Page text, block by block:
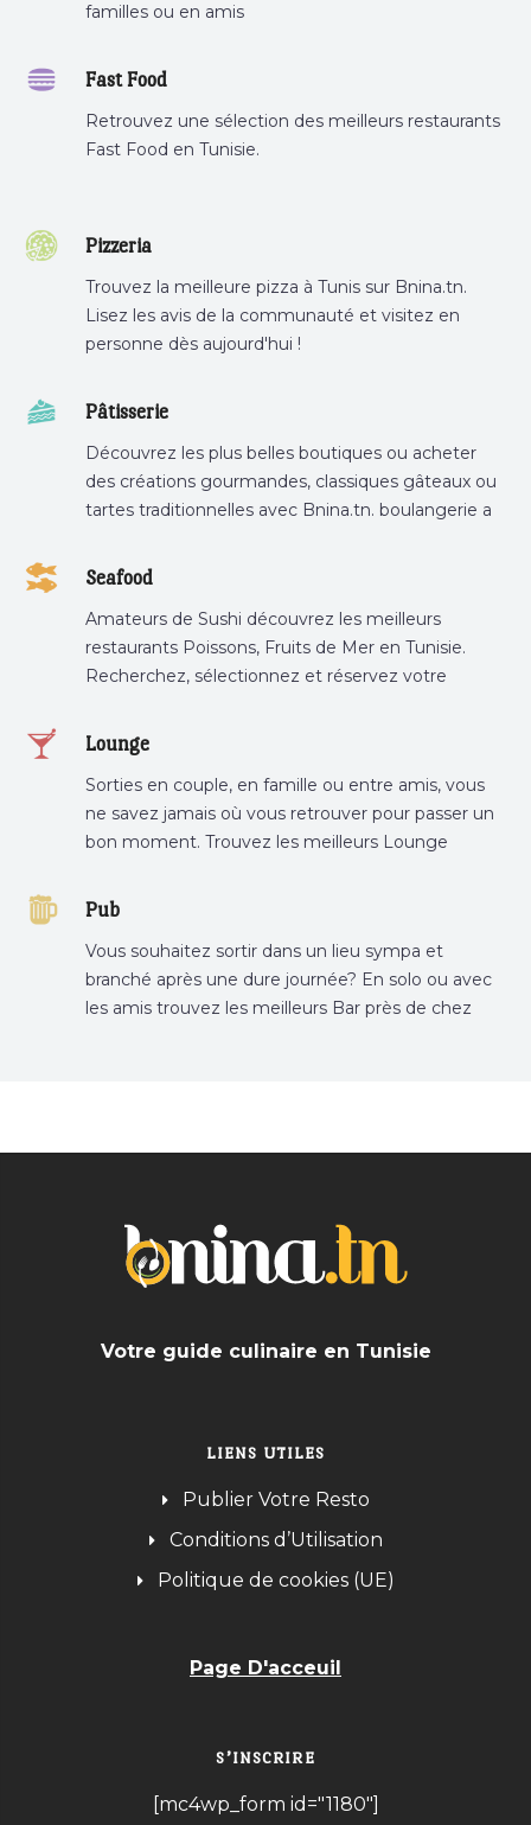
familles ou en amis
Fast Food
Retrouvez une sélection des meilleurs restaurants
Fast Food en Tunisie.
Pizzeria
Trouvez la meilleure pizza à Tunis sur Bnina.tn.
Lisez les avis de la communauté et visitez en
personne dès aujourd'hui !
Pâtisserie
Découvrez les plus belles boutiques ou acheter
des créations gourmandes, classiques gâteaux ou
tartes traditionnelles avec Bnina.tn. boulangerie a
tunis, pâtisserie sousse .
Seafood
Amateurs de Sushi découvrez les meilleurs
restaurants Poissons, Fruits de Mer en Tunisie.
Recherchez, sélectionnez et réservez votre
Lounge
Sorties en couple, en famille ou entre amis, vous
ne savez jamais où vous retrouver pour passer un
bon moment. Trouvez les meilleurs Lounge
Pub
Vous souhaitez sortir dans un lieu sympa et
branché après une dure journée? En solo ou avec
les amis trouvez les meilleurs Bar près de chez
Votre guide culinaire en Tunisie
LIENS UTILES
Publier Votre Resto
Conditions d’Utilisation
Politique de cookies (UE)
Page D'acceuil
S’INSCRIRE
[mc4wp_form id="1180"]